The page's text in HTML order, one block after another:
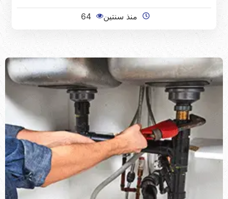
منذ سنتين 64